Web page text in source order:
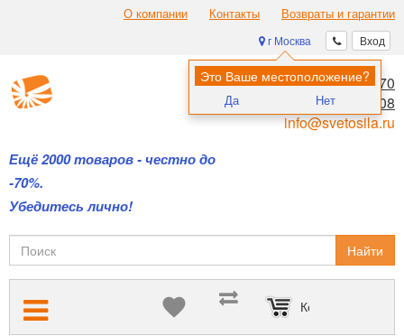
О компании Контакты Возвраты и гарантии
Вход
г Москва
Это Ваше местоположение?
Да Нет
Ещё 2000 товаров - честно до
-70%.
Убедитесь лично!
8 (495) 970-00-70
8 (800) 700-11-08
info@svetosila.ru
Найти
Корзина пуста